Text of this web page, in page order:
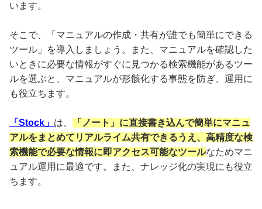
います。
そこで、「マニュアルの作成・共有が誰でも簡単にできる
ツール」を導入しましょう。また、マニュアルを確認した
いときに必要な情報がすぐに見つかる検索機能があるツー
ルを選ぶと、マニュアルが形骸化する事態を防ぎ、運用に
も役立ちます。
「Stock」 は、
「ノート」に直接書き込んで簡単にマニュ
アルをまとめてリアルライム共有できるうえ、高精度な検
索機能で必要な情報に即アクセス可能なツールなためマニ
ュアル運用に最適です。また、ナレッジ化の実現にも役立
ちます。